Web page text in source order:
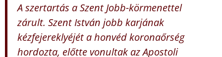
A szertartás a Szent Jobb-körmenettel
zárult. Szent István jobb karjának
kézfejereklyéjét a honvéd koronaőrség
hordozta, előtte vonultak az Apostoli